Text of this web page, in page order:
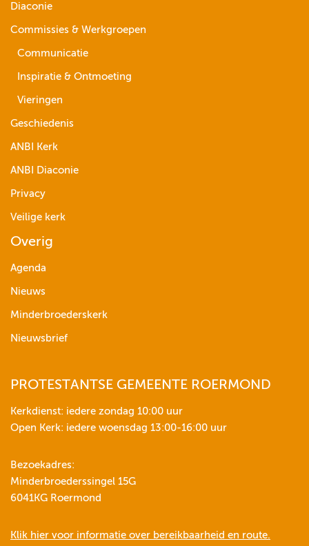
Diaconie
Commissies & Werkgroepen
Communicatie
Inspiratie & Ontmoeting
Vieringen
Geschiedenis
ANBI Kerk
ANBI Diaconie
Privacy
Veilige kerk
Overig
Agenda
Nieuws
Minderbroederskerk
Nieuwsbrief
PROTESTANTSE GEMEENTE ROERMOND
Kerkdienst: iedere zondag 10:00 uur
Open Kerk: iedere woensdag 13:00-16:00 uur
Bezoekadres:
Minderbroederssingel 15G
6041KG Roermond
Klik hier voor informatie over bereikbaarheid en route.